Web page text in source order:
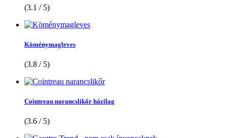
(3.1 / 5)
Köménymagleves
(3.8 / 5)
Cointreau narancslikőr házilag
(3.6 / 5)